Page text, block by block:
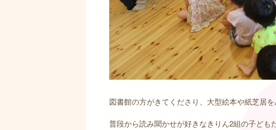
図書館の方がきてくださり、大型絵本や紙芝居を
普段から読み聞かせが好きなきりん2組の子ども